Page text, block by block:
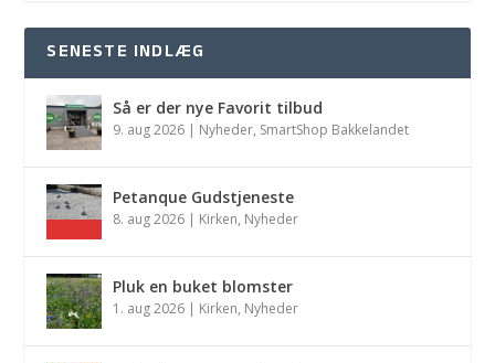
SENESTE INDLÆG
Så er der nye Favorit tilbud
9. aug 2026 | Nyheder, SmartShop Bakkelandet
Petanque Gudstjeneste
8. aug 2026 | Kirken, Nyheder
Pluk en buket blomster
1. aug 2026 | Kirken, Nyheder